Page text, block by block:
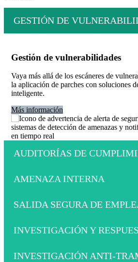
GESTIÓN DE
Gestión de vulnerabilidades
Vaya más allá de los escáneres de
la aplicación de parches con soluciones
inteligente.
Más información
AUDITORÍAS DE
AMENAZA INTERNA
SALIDA SEGURA DE
INVESTIGACIÓN Y
INVESTIGACIÓN ANTI-